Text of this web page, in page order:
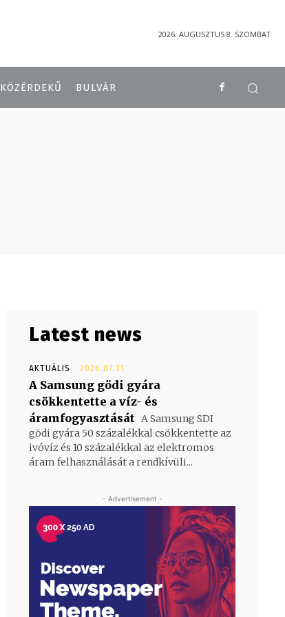
2026. AUGUSZTUS 8. SZOMBAT
KÖZÉRDEKŰ BULVÁR
Latest news
AKTUÁLIS 2026.07.31.
A Samsung gödi gyára
csökkentette a víz- és
áramfogyasztását A Samsung SDI
gödi gyára 50 százalékkal csökkentette az
ivóvíz és 10 százalékkal az elektromos
áram felhasználását a rendkívüli...
- Advertisement -